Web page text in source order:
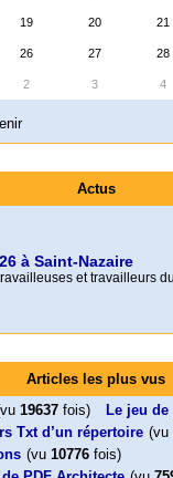
19 20 21
26 27 28
2 3 4
Actus
à Saint-Nazaire
et travailleurs
mars 2026, le président
libre !
condamné deux fois
la-Loire le couperet
de la région Pays de la
une nouveauté, ou
Articles les plus vus
19637 fois) Le jeu de
Txt d’un répertoire (vu
(vu 10776 fois)